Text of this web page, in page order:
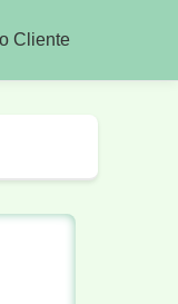
Cliente